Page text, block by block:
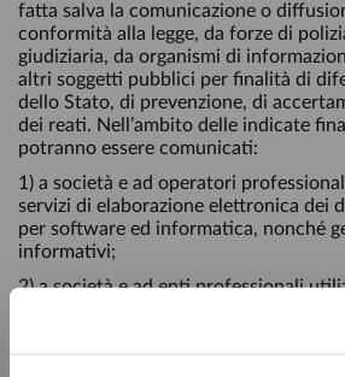
fatta salva la comunicazione o
conformità alla legge, da forze di
giudiziaria, da organismi di
altri soggetti pubblici per finalità di
dello Stato, di prevenzione, di
dei reati. Nell’ambito delle indicate
potranno essere comunicati:
1) a società e ad operatori
servizi di elaborazione elettronica dei
per software ed informatica, nonché
informativi;
2) a società e ad enti professionali
rilevazione statistica e/o indagini sul